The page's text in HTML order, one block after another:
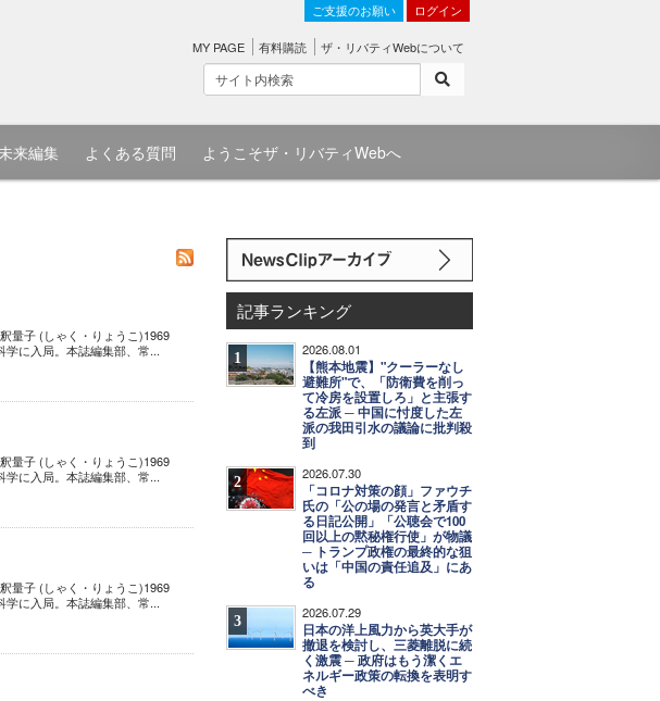
ご支援のお願い ログイン
MY PAGE 有料購読 ザ・リバティWebについて
来編集 よくある質問 ようこそザ・リバティWebへ
量子 (しゃく・りょうこ)1969
に入局。本誌編集部、常...
量子 (しゃく・りょうこ)1969
に入局。本誌編集部、常...
量子 (しゃく・りょうこ)1969
に入局。本誌編集部、常...
記事ランキング
1 2026.08.01
【熊本地震】"クーラーなし
避難所"で、「防衛費を削っ
て冷房を設置しろ」と主張す
る左派 ─ 中国に忖度した左
派の我田引水の議論に批判殺
到
2 2026.07.30
「コロナ対策の顔」ファウチ
氏の「公の場の発言と矛盾す
る日記公開」「公聴会で100
回以上の黙秘権行使」が物議
─ トランプ政権の最終的な狙
いは「中国の責任追及」にあ
る
3 2026.07.29
日本の洋上風力から英大手が
撤退を検討し、三菱離脱に続
く激震 ─ 政府はもう潔くエ
ネルギー政策の転換を表明す
べき